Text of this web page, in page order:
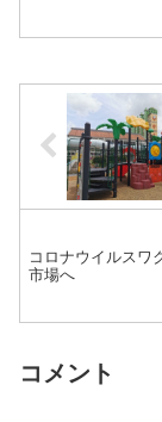
コロナウイルスワ
市場へ
コメント